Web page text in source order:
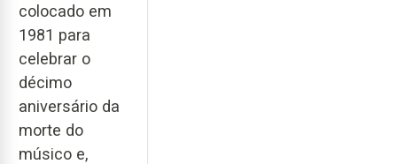
colocado em
1981 para
celebrar o
décimo
aniversário da
morte do
músico e,